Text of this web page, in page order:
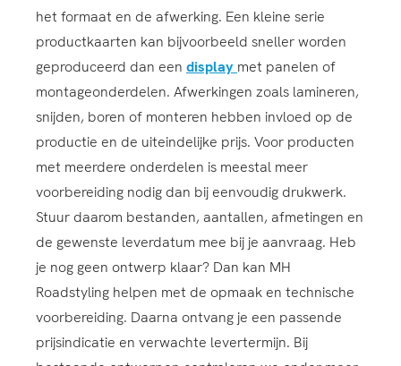
het formaat en de afwerking. Een kleine serie
productkaarten kan bijvoorbeeld sneller worden
geproduceerd dan een display met panelen of
montageonderdelen. Afwerkingen zoals lamineren,
snijden, boren of monteren hebben invloed op de
productie en de uiteindelijke prijs. Voor producten
met meerdere onderdelen is meestal meer
voorbereiding nodig dan bij eenvoudig drukwerk.
Stuur daarom bestanden, aantallen, afmetingen en
de gewenste leverdatum mee bij je aanvraag. Heb
je nog geen ontwerp klaar? Dan kan MH
Roadstyling helpen met de opmaak en technische
voorbereiding. Daarna ontvang je een passende
prijsindicatie en verwachte levertermijn. Bij